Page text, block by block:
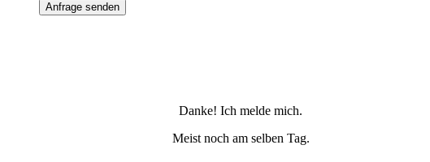
Anfrage senden
Danke! Ich melde mich.
Meist noch am selben Tag.